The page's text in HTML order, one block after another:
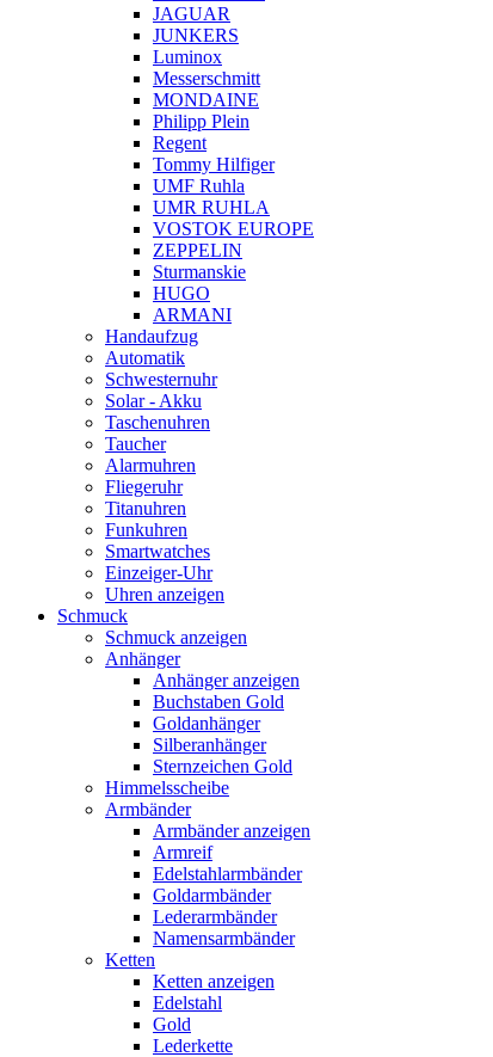
JAGUAR
JUNKERS
Luminox
Messerschmitt
MONDAINE
Philipp Plein
Regent
Tommy Hilfiger
UMF Ruhla
UMR RUHLA
VOSTOK EUROPE
ZEPPELIN
Sturmanskie
HUGO
ARMANI
Handaufzug
Automatik
Schwesternuhr
Solar - Akku
Taschenuhren
Taucher
Alarmuhren
Fliegeruhr
Titanuhren
Funkuhren
Smartwatches
Einzeiger-Uhr
Uhren anzeigen
Schmuck
Schmuck anzeigen
Anhänger
Anhänger anzeigen
Buchstaben Gold
Goldanhänger
Silberanhänger
Sternzeichen Gold
Himmelsscheibe
Armbänder
Armbänder anzeigen
Armreif
Edelstahlarmbänder
Goldarmbänder
Lederarmbänder
Namensarmbänder
Ketten
Ketten anzeigen
Edelstahl
Gold
Lederkette